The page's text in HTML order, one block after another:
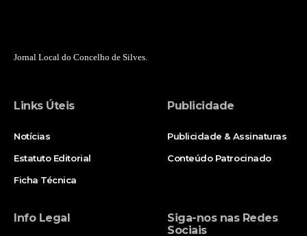
Jornal Local do Concelho de Silves.
Links Úteis
Notícias
Estatuto Editorial
Ficha Técnica
Publicidade
Publicidade & Assinaturas
Conteúdo Patrocinado
Info Legal
Siga-nos nas Redes
Sociais